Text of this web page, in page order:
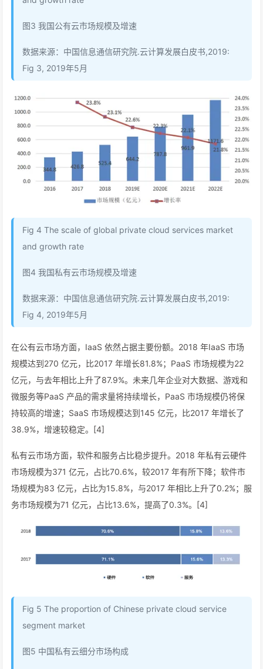
图3 我国公有云市场规模及增速
数据来源：中国信息通信研究院.云计算发展白皮书,2019:
Fig 3, 2019年5月
Fig 4 The scale of global private cloud services market
and growth rate
图4 我国私有云市场规模及增速
数据来源：中国信息通信研究院.云计算发展白皮书,2019:
Fig 4, 2019年5月
在公有云市场方面，IaaS 依然占据主要份额。2018 年IaaS 市场
规模达到270 亿元，比2017 年增长81.8%；PaaS 市场规模为22
亿元，与去年相比上升了87.9%。未来几年企业对大数据、游戏和
微服务等PaaS 产品的需求量将持续增长，PaaS 市场规模仍将保
持较高的增速；SaaS 市场规模达到145 亿元，比2017 年增长了
38.9%，增速较稳定。[4]
私有云市场方面，软件和服务占比稳步提升。2018 年私有云硬件
市场规模为371 亿元，占比70.6%，较2017 年有所下降；软件市
场规模为83 亿元，占比为15.8%，与2017 年相比上升了0.2%；服
务市场规模为71 亿元，占比13.6%，提高了0.3%。[4]
Fig 5 The proportion of Chinese private cloud service
segment market
图5 中国私有云细分市场构成